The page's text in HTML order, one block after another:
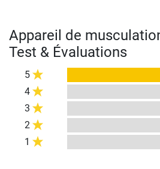
Appareil de
Test & Évaluations
5
4
3
2
1